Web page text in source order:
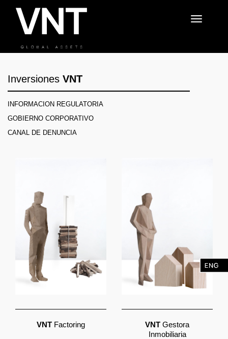
Toggle
Inversiones VNT
INFORMACION REGULATORIA
GOBIERNO CORPORATIVO
CANAL DE DENUNCIA
VNT Factoring VNT Gestora
Inmobiliaria